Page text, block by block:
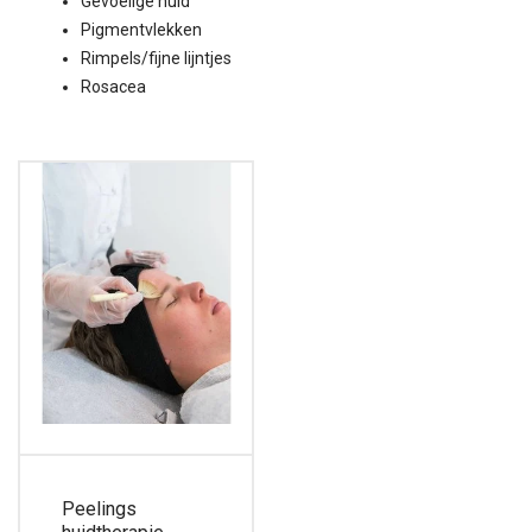
Pigmentvlekken
Rimpels/fijne lijntjes
Rosacea
Peelings